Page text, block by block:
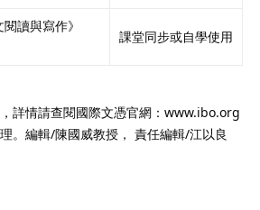
閱讀與寫作》
課堂同步或自學使用
詳情請查閱國際文憑官網：www.ibo.org
。編輯/陳國威教授， 責任編輯/江以良